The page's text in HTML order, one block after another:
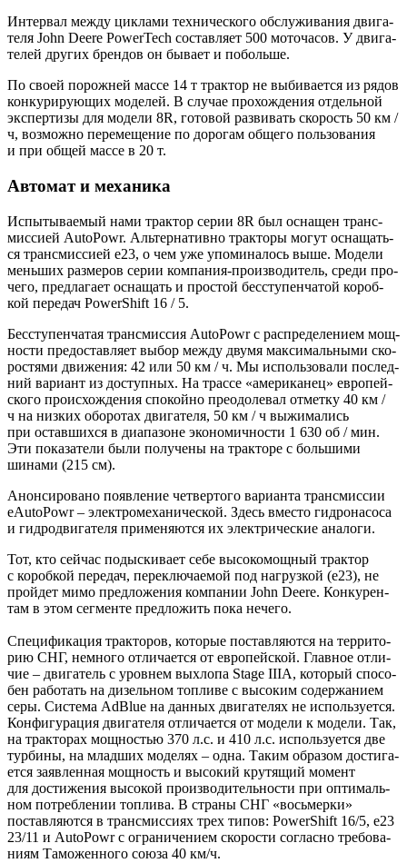
Интер­вал меж­ду цик­ла­ми тех­ни­че­ско­го обслу­жи­ва­ния дви­га­
те­ля John Deere PowerTech состав­ля­ет 500 мото­ча­сов. У дви­га­
те­лей дру­гих брен­дов он быва­ет и побольше.
По сво­ей порож­ней мас­се 14 т трак­тор не выби­ва­ет­ся из рядов
кон­ку­ри­ру­ю­щих моде­лей. В слу­чае про­хож­де­ния отдель­ной
экс­пер­ти­зы для моде­ли 8R, гото­вой раз­ви­вать ско­рость 50 км /
ч, воз­мож­но пере­ме­ще­ние по доро­гам обще­го поль­зо­ва­ния
и при общей мас­се в 20 т.
Автомат и механика
Испы­ты­ва­е­мый нами трак­тор серии 8R был осна­щен транс­
мис­си­ей AutoPowr. Аль­тер­на­тив­но трак­то­ры могут осна­щать­
ся транс­мис­си­ей е23, о чем уже упо­ми­на­лось выше. Моде­ли
мень­ших раз­ме­ров серии ком­па­ния-про­из­во­ди­тель, сре­ди про­
че­го, пред­ла­га­ет осна­щать и про­стой бес­сту­пен­ча­той короб­
кой пере­дач PowerShift 16 / 5.
Бес­сту­пен­ча­тая транс­мис­сия AutoPowr с рас­пре­де­ле­ни­ем мощ­
но­сти предо­став­ля­ет выбор меж­ду дву­мя мак­си­маль­ны­ми ско­
ро­стя­ми дви­же­ния: 42 или 50 км / ч. Мы исполь­зо­ва­ли послед­
ний вари­ант из доступ­ных. На трас­се «аме­ри­ка­нец» евро­пей­
ско­го про­ис­хож­де­ния спо­кой­но пре­одо­ле­вал отмет­ку 40 км /
ч на низ­ких обо­ро­тах дви­га­те­ля, 50 км / ч выжи­ма­лись
при остав­ших­ся в диа­па­зоне эко­но­мич­но­сти 1 630 об / мин.
Эти пока­за­те­ли были полу­че­ны на трак­то­ре с боль­ши­ми
шина­ми (215 см).
Анон­си­ро­ва­но появ­ле­ние чет­вер­то­го вари­ан­та транс­мис­сии
еAutoPowr – элек­тро­ме­ха­ни­че­ской. Здесь вме­сто гид­ро­на­со­са
и гид­ро­дви­га­те­ля при­ме­ня­ют­ся их элек­три­че­ские аналоги.
Тот, кто сей­час подыс­ки­ва­ет себе высо­ко­мощ­ный трак­тор
с короб­кой пере­дач, пере­клю­ча­е­мой под нагруз­кой (е23), не
прой­дет мимо пред­ло­же­ния ком­па­нии John Deere. Кон­ку­рен­
там в этом сег­мен­те пред­ло­жить пока нечего.
Спе­ци­фи­ка­ция трак­то­ров, кото­рые постав­ля­ют­ся на тер­ри­то­
рию СНГ, немно­го отли­ча­ет­ся от евро­пей­ской. Глав­ное отли­
чие – дви­га­тель с уров­нем выхло­па Stage IIIA, кото­рый спо­со­
бен рабо­тать на дизель­ном топ­ли­ве с высо­ким содер­жа­ни­ем
серы. Систе­ма AdBlue на дан­ных дви­га­те­лях не исполь­зу­ет­ся.
Кон­фи­гу­ра­ция дви­га­те­ля отли­ча­ет­ся от моде­ли к моде­ли. Так,
на трак­то­рах мощ­но­стью 370 л.с. и 410 л.с. исполь­зу­ет­ся две
тур­би­ны, на млад­ших моде­лях – одна. Таким обра­зом дости­га­
ет­ся заяв­лен­ная мощ­ность и высо­кий кру­тя­щий момент
для дости­же­ния высо­кой про­из­во­ди­тель­но­сти при опти­маль­
ном потреб­ле­нии топ­ли­ва. В стра­ны СНГ «вось­мер­ки»
постав­ля­ют­ся в транс­мис­си­ях трех типов: PowerShift 16/5, e23
23/11 и AutoPowr с огра­ни­че­ни­ем ско­ро­сти соглас­но тре­бо­ва­
ни­ям Тамо­жен­но­го сою­за 40 км/ч.